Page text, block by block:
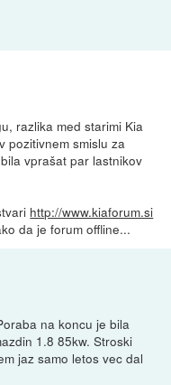
razlika med starimi Kia
pozitivnem smislu za
vprašat par lastnikov
http://www.kiaforum.si
da je forum offline...
na koncu je bila
1.8 85kw. Stroski
jaz samo letos vec dal